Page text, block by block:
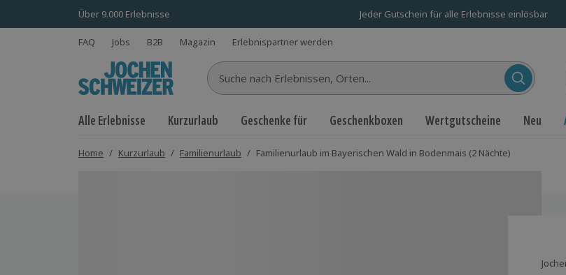
Über 9.000 Erlebnisse Jeder Gutschein für alle Erlebnisse einlösbar
FAQ Jobs B2B Magazin Erlebnispartner werden
Suche nach Erlebnissen...
Alle Erlebnisse Kurzurlaub Geschenke für Geschenkboxen Wertgutscheine Neu
Home / Kurzurlaub / Familienurlaub / Familienurlaub im Bayerischen Wald in Bodenmais (2 Nächte)